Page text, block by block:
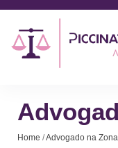
Home /Advogado na